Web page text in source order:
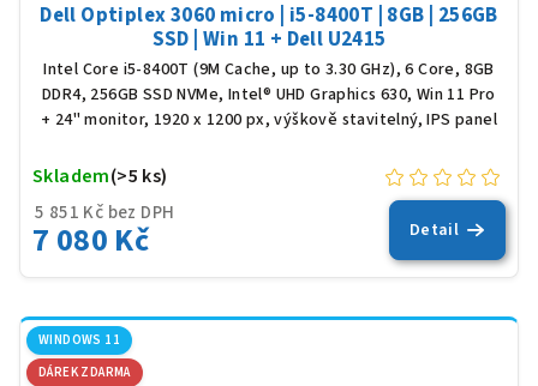
Dell Optiplex 3060 micro | i5-8400T | 8GB | 256GB
SSD | Win 11 + Dell U2415
Intel Core i5-8400T (9M Cache, up to 3.30 GHz), 6 Core, 8GB
DDR4, 256GB SSD NVMe, Intel® UHD Graphics 630, Win 11 Pro
+ 24" monitor, 1920 x 1200 px, výškově stavitelný, IPS panel
5 851 Kč bez DPH
7 080 Kč
Skladem(>5 ks)
Detail
WINDOWS 11
DÁREK ZDARMA